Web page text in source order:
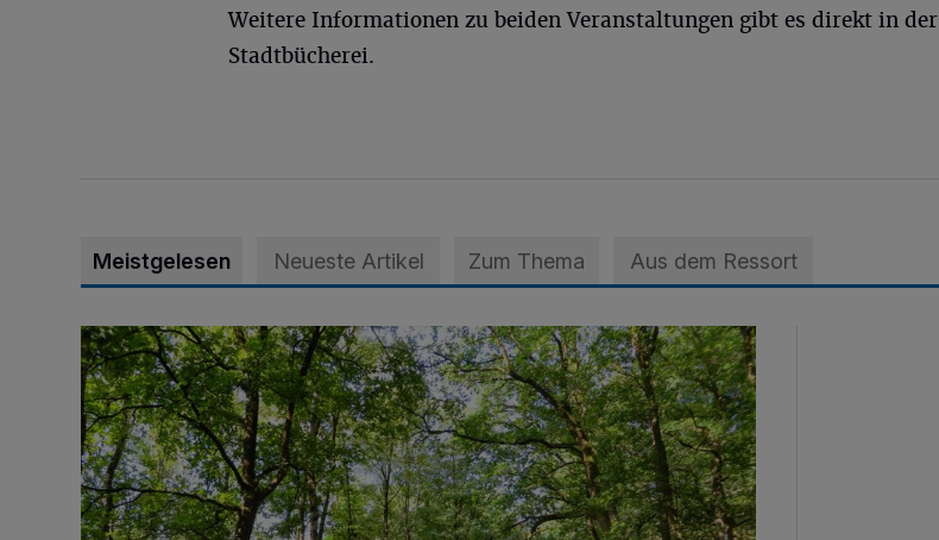
Weitere Informationen zu beiden Veranstaltungen gibt es direkt in der
Stadtbücherei.
Meistgelesen Neueste Artikel Zum Thema Aus dem Ressort
Sommertour durch Naturpark